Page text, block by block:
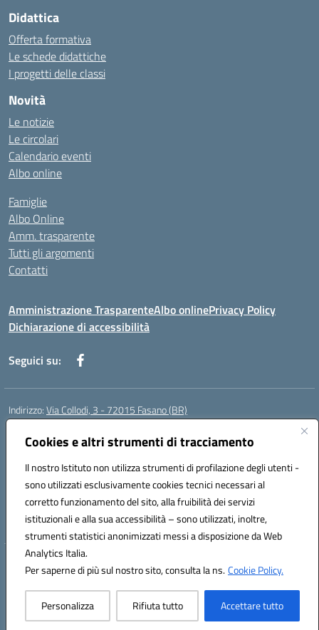
Cookies e altri strumenti di tracciamento
Il nostro Istituto non utilizza strumenti di profilazione degli utenti -
sono utilizzati esclusivamente cookies tecnici necessari al
corretto funzionamento del sito, alla fruibilità dei servizi
istituzionali e alla sua accessibilità – sono utilizzati, inoltre,
strumenti statistici anonimizzati messi a disposizione da Web
Analytics Italia.
Per saperne di più sul nostro sito, consulta la ns.Cookie Policy.
Personalizza Rifiuta tutto Accettare tutto
Didattica
Offerta formativa
Le schede didattiche
I progetti delle classi
Novità
Le notizie
Le circolari
Calendario eventi
Albo online
Famiglie
Albo Online
Amm. trasparente
Tutti gli argomenti
Contatti
Amministrazione TrasparenteAlbo onlinePrivacy Policy
Dichiarazione di accessibilità
Seguici su:
Indirizzo:Via Collodi, 3 - 72015 Fasano (BR)
Centralino:
Posta elettronica certificata (PEC):bric839004@pec.istruzione.it
Codice fiscale: 90059320748
Codice meccanografico:BRIC839004
Codice Indice delle Pubbliche Amministrazioni (IPA): istsc_bree02200r
Codice unico di fatturazione (CUF): MIL3BD
Hosting & Powered by 3D Solution S.r.l.
Concept & Design by Designers Italia